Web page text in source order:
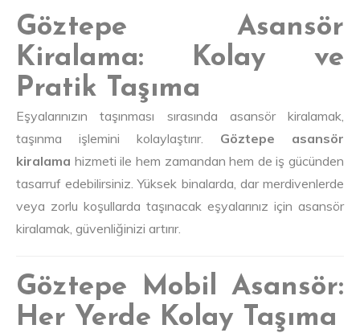
Göztepe Asansör
Kiralama: Kolay ve
Pratik Taşıma
Eşyalarınızın taşınması sırasında asansör kiralamak,
taşınma işlemini kolaylaştırır. Göztepe asansör
kiralama hizmeti ile hem zamandan hem de iş gücünden
tasarruf edebilirsiniz. Yüksek binalarda, dar merdivenlerde
veya zorlu koşullarda taşınacak eşyalarınız için asansör
kiralamak, güvenliğinizi artırır.
Göztepe Mobil Asansör:
Her Yerde Kolay Taşıma